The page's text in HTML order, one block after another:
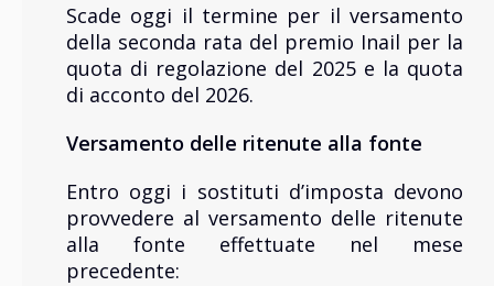
Scade oggi il termine per il versamento
della seconda rata del premio Inail per la
quota di regolazione del 2025 e la quota
di acconto del 2026.
Versamento delle ritenute alla fonte
Entro oggi i sostituti d’imposta devono
provvedere al versamento delle ritenute
alla fonte effettuate nel mese
precedente: